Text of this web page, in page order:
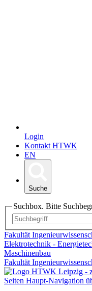
Login
Kontakt HTWK
EN
Suche
Suchbox. Bitte
Fakultät
Elektrotechnik -
Maschinenbau
Fakultät
Seiten Haupt-Navigation